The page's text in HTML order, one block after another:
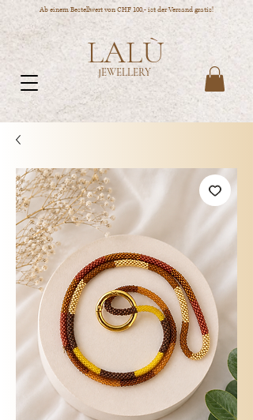
Ab einem Bestellwert von CHF 100,- ist der Versand gratis!
LALÙ
JEWELLERY